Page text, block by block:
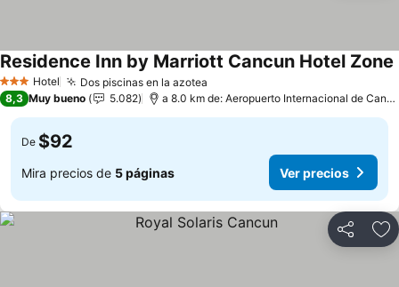
3 Estrellas
Hotel Dos piscinas en la azotea
Residence Inn by Marriott Cancun Hotel Zone
8,3 Muy bueno 5.082 a 8.0 km de: Aeropuerto Internacional de
De $92
Mira precios de 5 páginas Ver precios
Compartir